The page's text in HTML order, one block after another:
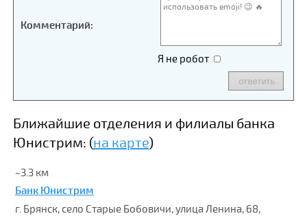
Комментарий:
Я не робот
Ближайшие отделения и филиалы банка
Юнистрим: (на карте)
~3.3 км
Банк Юнистрим
г. Брянск, село Старые Бобовичи, улица Ленина, 68,